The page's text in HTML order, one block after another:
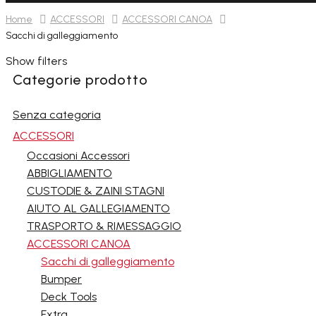
Home ACCESSORI
ACCESSORI CANOA
Sacchi di galleggiamento
Show filters
Categorie prodotto
Senza categoria
ACCESSORI
Occasioni Accessori
ABBIGLIAMENTO
CUSTODIE & ZAINI STAGNI
AIUTO AL GALLEGIAMENTO
TRASPORTO & RIMESSAGGIO
ACCESSORI CANOA
Sacchi di galleggiamento
Bumper
Deck Tools